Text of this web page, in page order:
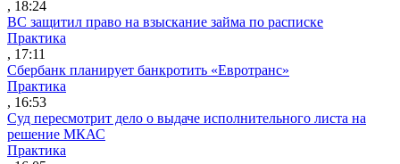
, 18:24
ВС защитил право на взыскание займа по расписке
Практика
, 17:11
Сбербанк планирует банкротить «Евротранс»
Практика
, 16:53
Суд пересмотрит дело о выдаче исполнительного листа на
решение МКАС
Практика